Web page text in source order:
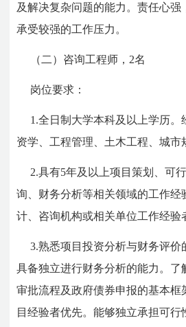
及解决复杂问题的能力。责任心强
承受较强的工作压力。
（二）咨询工程师，2名
岗位要求：
1.全日制大学本科及以上学历。
资学、工程管理、土木工程、城市
2.具有5年及以上项目策划、可
询、财务分析等相关领域的工作经
计、咨询机构或相关单位工作经验
3.熟悉项目投资分析与财务评价
具备独立进行财务分析的能力。了
审批流程及政府债券申报的基本框
目经验者优先。能够独立承担可